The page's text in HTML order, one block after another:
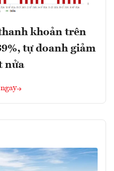
khoản trên
tự doanh giảm
nửa